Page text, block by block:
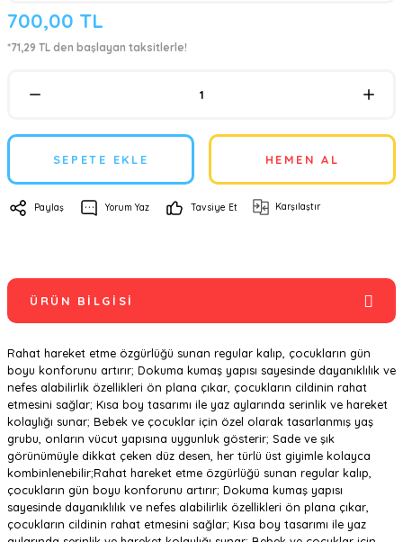
700,00 TL
*71,29 TL den başlayan taksitlerle!
SEPETE EKLE HEMEN AL
Paylaş Yorum Yaz Tavsiye Et Karşılaştır
ÜRÜN BILGISI
Rahat hareket etme özgürlüğü sunan regular kalıp, çocukların gün
boyu konforunu artırır; Dokuma kumaş yapısı sayesinde dayanıklılık ve
nefes alabilirlik özellikleri ön plana çıkar, çocukların cildinin rahat
etmesini sağlar; Kısa boy tasarımı ile yaz aylarında serinlik ve hareket
kolaylığı sunar; Bebek ve çocuklar için özel olarak tasarlanmış yaş
grubu, onların vücut yapısına uygunluk gösterir; Sade ve şık
görünümüyle dikkat çeken düz desen, her türlü üst giyimle kolayca
kombinlenebilir;Rahat hareket etme özgürlüğü sunan regular kalıp,
çocukların gün boyu konforunu artırır; Dokuma kumaş yapısı
sayesinde dayanıklılık ve nefes alabilirlik özellikleri ön plana çıkar,
çocukların cildinin rahat etmesini sağlar; Kısa boy tasarımı ile yaz